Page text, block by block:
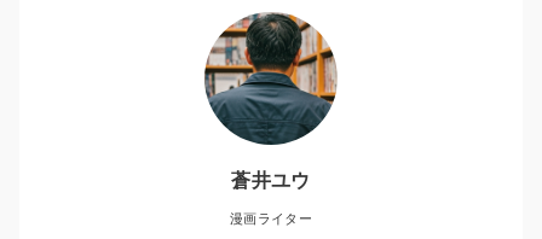
蒼井ユウ
漫画ライター